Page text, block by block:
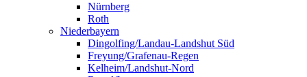
Nürnberg
Roth
Niederbayern
Dingolfing/Landau-Landshut Süd
Freyung/Grafenau-Regen
Kelheim/Landshut-Nord